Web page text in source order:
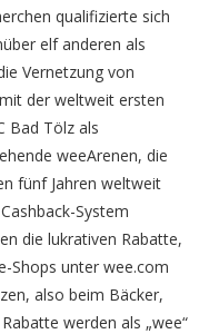
qualifizierte sich
elf anderen als
Vernetzung von
der weltweit ersten
Bad Tölz als
weeArenen, die
fünf Jahren weltweit
System
die lukrativen Rabatte,
Shops unter wee.com
also beim Bäcker,
werden als „wee“